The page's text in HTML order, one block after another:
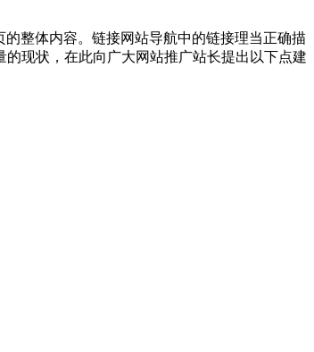
整体内容。链接网站导航中的链接理当正确描
现状，在此向广大网站推广站长提出以下点建